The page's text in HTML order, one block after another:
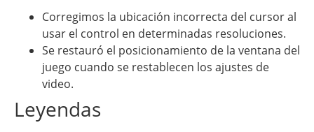
Corregimos la ubicación incorrecta del cursor al
usar el control en determinadas resoluciones.
Se restauró el posicionamiento de la ventana del
juego cuando se restablecen los ajustes de
video.
Leyendas